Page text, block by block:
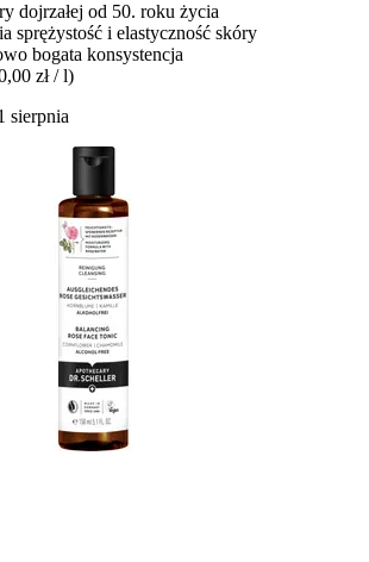
dojrzałej od 50. roku życia
sprężystość i elastyczność skóry
bogata konsystencja
zł / l)
sierpnia